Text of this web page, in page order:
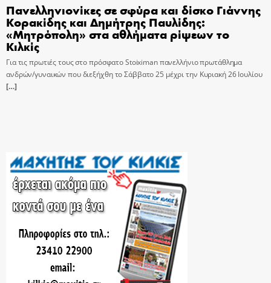
Πανελληνιονίκες σε σφύρα και δίσκο Γιάννης
Κορακίδης και Δημήτρης Παυλίδης:
«Μητρόπολη» στα αθλήματα ρίψεων το
Κιλκίς
Για τις πρωτιές τους στο πρόσφατο Stoiximan πανελλήνιο πρωτάθλημα
ανδρών/γυναικών που διεξήχθη το Σάββατο 25 μέχρι την Κυριακή 26 Ιουλίου
[…]